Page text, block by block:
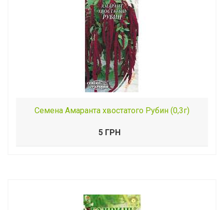
Семена Амаранта хвостатого Рубин (0,3г)
5 ГРН